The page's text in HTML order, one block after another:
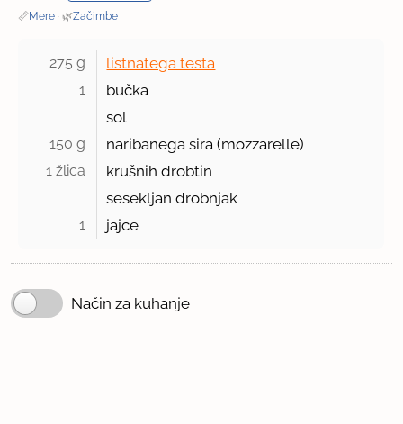
📏Mere · 🌿Začimbe
275 g listnatega testa
1
bučka
sol
150 g naribanega sira (mozzarelle)
1 žlica
krušnih drobtin
sesekljan drobnjak
1 jajce
Način za kuhanje